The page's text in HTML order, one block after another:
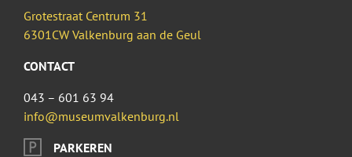
Grotestraat Centrum 31
6301CW Valkenburg aan de Geul
CONTACT
043 – 601 63 94
info@museumvalkenburg.nl
PARKEREN